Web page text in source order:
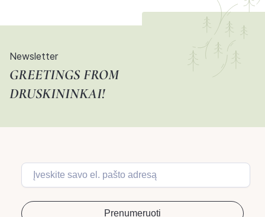
Newsletter
GREETINGS FROM
DRUSKININKAI!